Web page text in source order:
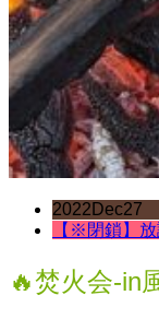
2022 Dec27
【※閉鎖】
🔥焚火会-in